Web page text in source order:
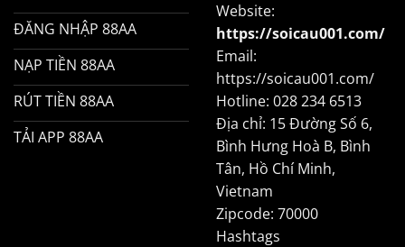
ĐĂNG NHẬP 88AA
NẠP TIỀN 88AA
RÚT TIỀN 88AA
TẢI APP 88AA
Website:
https://soicau001.com/
Email:
https://soicau001.com/
Hotline: 028 234 6513
Địa chỉ: 15 Đường Số 6,
Bình Hưng Hoà B, Bình
Tân, Hồ Chí Minh,
Vietnam
Zipcode: 70000
Hashtags